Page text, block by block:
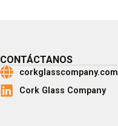
CONTÁCTANOS
corkglasscompany.com
Cork Glass Company